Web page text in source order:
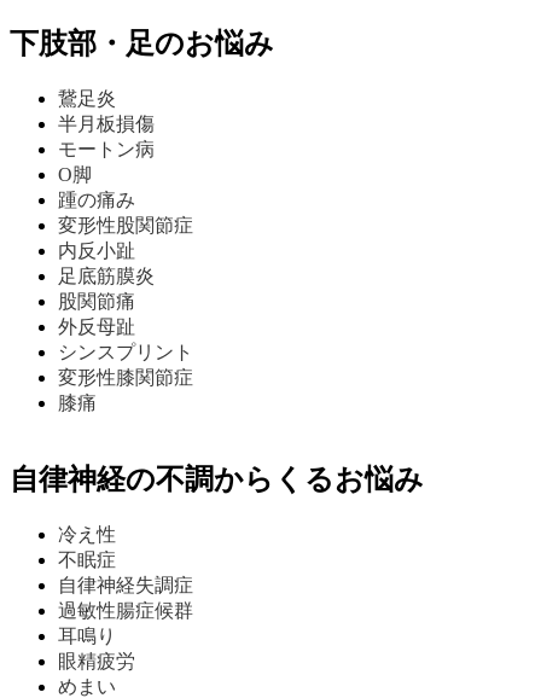
下肢部・足のお悩み
鵞足炎
半月板損傷
モートン病
O脚
踵の痛み
変形性股関節症
内反小趾
足底筋膜炎
股関節痛
外反母趾
シンスプリント
変形性膝関節症
膝痛
自律神経の不調からくるお悩み
冷え性
不眠症
自律神経失調症
過敏性腸症候群
耳鳴り
眼精疲労
めまい